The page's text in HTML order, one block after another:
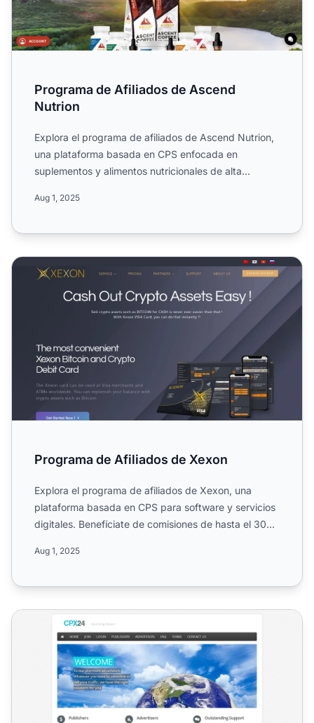
Programa de Afiliados de Ascend
Nutrion
Explora el programa de afiliados de Ascend Nutrion,
una plataforma basada en CPS enfocada en
suplementos y alimentos nutricionales de alta
Aug 1, 2025
Programa de Afiliados de Xexon
Programa de Afiliados de Xexon
Explora el programa de afiliados de Xexon, una
plataforma basada en CPS para software y servicios
digitales. Benefíciate de comisiones de hasta el 30%,
Aug 1, 2025
Programa de Afiliados CPX24